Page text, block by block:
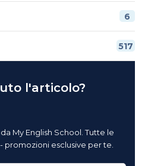
6
517
l'articolo?
My English School. Tutte le
promozioni esclusive per te.